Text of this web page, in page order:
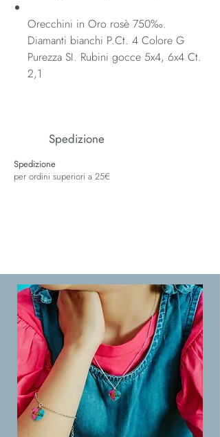
Orecchini in Oro rosè 750‰.
Diamanti bianchi P.Ct. 4 Colore G
Purezza SI. Rubini gocce 5x4, 6x4 Ct.
2,1
Spedizione
Spedizione
per ordini superiori a 25€